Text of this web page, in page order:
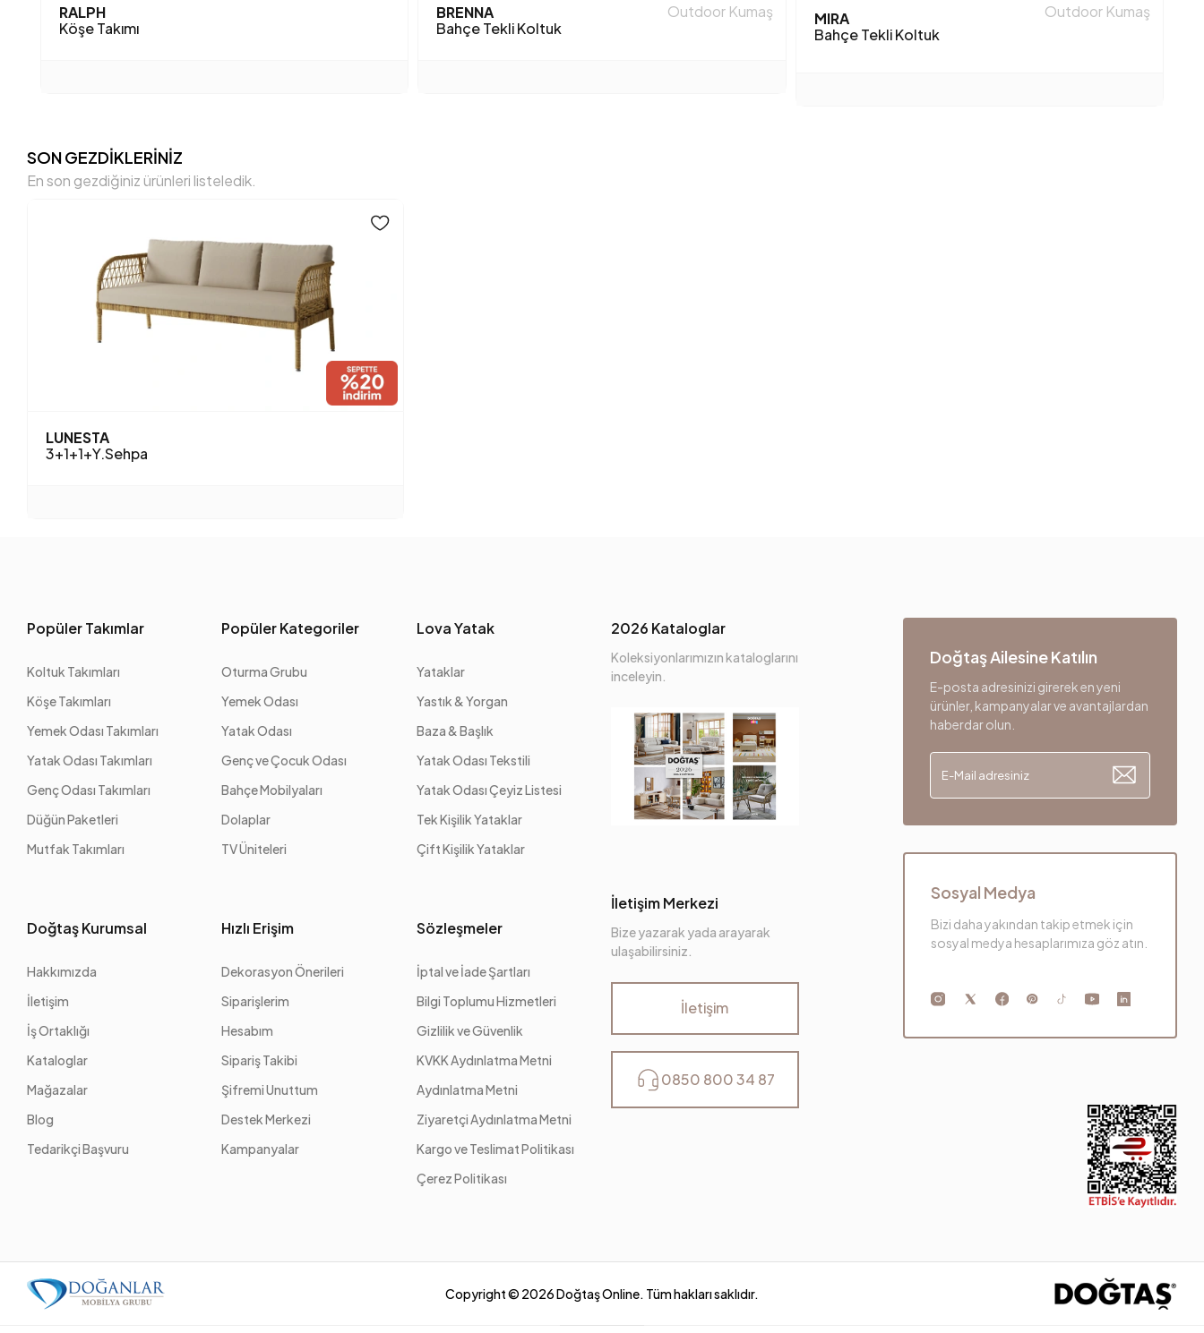
RALPH
Köşe Takımı
BRENNA
Bahçe Tekli Koltuk
Outdoor Kumaş
MIRA
Bahçe Tekli Koltuk
Outdoor Kumaş
SON GEZDİKLERİNİZ
En son gezdiğiniz ürünleri listeledik.
LUNESTA
3+1+1+Y.Sehpa
Popüler Takımlar
Koltuk Takımları
Köşe Takımları
Yemek Odası Takımları
Yatak Odası Takımları
Genç Odası Takımları
Düğün Paketleri
Mutfak Takımları
Popüler Kategoriler
Oturma Grubu
Yemek Odası
Yatak Odası
Genç ve Çocuk Odası
Bahçe Mobilyaları
Dolaplar
TV Üniteleri
Lova Yatak
Yataklar
Yastık & Yorgan
Baza & Başlık
Yatak Odası Tekstili
Yatak Odası Çeyiz Listesi
Tek Kişilik Yataklar
Çift Kişilik Yataklar
Doğtaş Kurumsal
Hakkımızda
İletişim
İş Ortaklığı
Kataloglar
Mağazalar
Blog
Tedarikçi Başvuru
Hızlı Erişim
Dekorasyon Önerileri
Siparişlerim
Hesabım
Sipariş Takibi
Şifremi Unuttum
Destek Merkezi
Kampanyalar
Sözleşmeler
İptal ve İade Şartları
Bilgi Toplumu Hizmetleri
Gizlilik ve Güvenlik
KVKK Aydınlatma Metni
Aydınlatma Metni
Ziyaretçi Aydınlatma Metni
Kargo ve Teslimat Politikası
Çerez Politikası
2026 Kataloglar
Koleksiyonlarımızın kataloglarını
inceleyin.
İletişim Merkezi
Bize yazarak yada arayarak
ulaşabilirsiniz.
İletişim
0850 800 34 87
Doğtaş Ailesine Katılın
E-posta adresinizi girerek en yeni
ürünler, kampanyalar ve avantajlardan
haberdar olun.
Sosyal Medya
Bizi daha yakından takip etmek için
sosyal medya hesaplarımıza göz atın.
Copyright © 2026Doğtaş Online. Tüm hakları saklıdır.